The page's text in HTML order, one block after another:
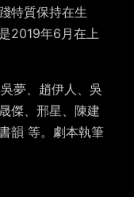
特質保持在生
2019年6月在上
夢、趙伊人、吳
傑、邢星、陳建
韻 等。劇本執筆